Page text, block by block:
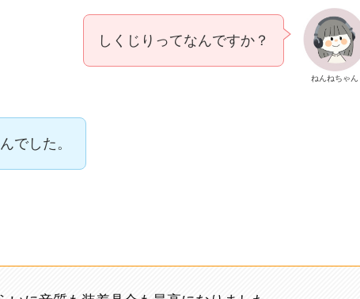
ねんねちゃん
しくじりってなんですか？
でした。